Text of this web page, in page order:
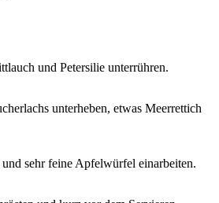
und Petersilie unterrühren.
unterheben, etwas Meerrettich
sehr feine Apfelwürfel einarbeiten.